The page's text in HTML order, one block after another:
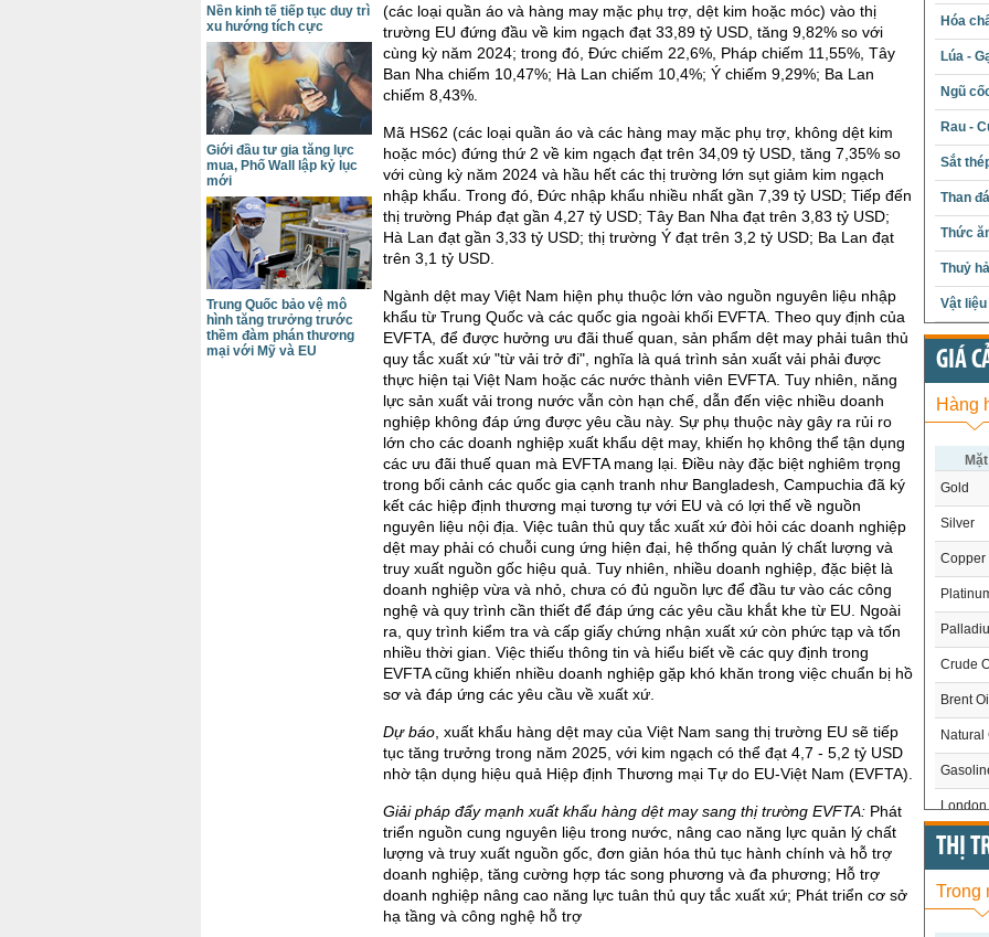
(các loại quần áo và hàng may mặc phụ trợ, dệt kim hoặc móc) vào thị
trường EU đứng đầu về kim ngạch đạt 33,89 tỷ USD, tăng 9,82% so với
cùng kỳ năm 2024; trong đó, Đức chiếm 22,6%, Pháp chiếm 11,55%, Tây
Ban Nha chiếm 10,47%; Hà Lan chiếm 10,4%; Ý chiếm 9,29%; Ba Lan
chiếm 8,43%.
Mã HS62 (các loại quần áo và các hàng may mặc phụ trợ, không dệt kim
hoặc móc) đứng thứ 2 về kim ngạch đạt trên 34,09 tỷ USD, tăng 7,35% so
với cùng kỳ năm 2024 và hầu hết các thị trường lớn sụt giảm kim ngạch
nhập khẩu. Trong đó, Đức nhập khẩu nhiều nhất gần 7,39 tỷ USD; Tiếp đến
thị trường Pháp đạt gần 4,27 tỷ USD; Tây Ban Nha đạt trên 3,83 tỷ USD;
Hà Lan đạt gần 3,33 tỷ USD; thị trường Ý đạt trên 3,2 tỷ USD; Ba Lan đạt
trên 3,1 tỷ USD.
Ngành dệt may Việt Nam hiện phụ thuộc lớn vào nguồn nguyên liệu nhập
khẩu từ Trung Quốc và các quốc gia ngoài khối EVFTA. Theo quy định của
EVFTA, để được hưởng ưu đãi thuế quan, sản phẩm dệt may phải tuân thủ
quy tắc xuất xứ "từ vải trở đi", nghĩa là quá trình sản xuất vải phải được
thực hiện tại Việt Nam hoặc các nước thành viên EVFTA. Tuy nhiên, năng
lực sản xuất vải trong nước vẫn còn hạn chế, dẫn đến việc nhiều doanh
nghiệp không đáp ứng được yêu cầu này. Sự phụ thuộc này gây ra rủi ro
lớn cho các doanh nghiệp xuất khẩu dệt may, khiến họ không thể tận dụng
các ưu đãi thuế quan mà EVFTA mang lại. Điều này đặc biệt nghiêm trọng
trong bối cảnh các quốc gia cạnh tranh như Bangladesh, Campuchia đã ký
kết các hiệp định thương mại tương tự với EU và có lợi thế về nguồn
nguyên liệu nội địa. Việc tuân thủ quy tắc xuất xứ đòi hỏi các doanh nghiệp
dệt may phải có chuỗi cung ứng hiện đại, hệ thống quản lý chất lượng và
truy xuất nguồn gốc hiệu quả. Tuy nhiên, nhiều doanh nghiệp, đặc biệt là
doanh nghiệp vừa và nhỏ, chưa có đủ nguồn lực để đầu tư vào các công
nghệ và quy trình cần thiết để đáp ứng các yêu cầu khắt khe từ EU. Ngoài
ra, quy trình kiểm tra và cấp giấy chứng nhận xuất xứ còn phức tạp và tốn
nhiều thời gian. Việc thiếu thông tin và hiểu biết về các quy định trong
EVFTA cũng khiến nhiều doanh nghiệp gặp khó khăn trong việc chuẩn bị hồ
sơ và đáp ứng các yêu cầu về xuất xứ.
Dự báo , xuất khẩu hàng dệt may của Việt Nam sang thị trường EU sẽ tiếp
tục tăng trưởng trong năm 2025, với kim ngạch có thể đạt 4,7 - 5,2 tỷ USD
nhờ tận dụng hiệu quả Hiệp định Thương mại Tự do EU-Việt Nam (EVFTA).
Giải pháp đẩy mạnh xuất khẩu hàng dệt may sang thị trường EVFTA: Phát
triển nguồn cung nguyên liệu trong nước, nâng cao năng lực quản lý chất
lượng và truy xuất nguồn gốc, đơn giản hóa thủ tục hành chính và hỗ trợ
doanh nghiệp, tăng cường hợp tác song phương và đa phương; Hỗ trợ
doanh nghiệp nâng cao năng lực tuân thủ quy tắc xuất xứ; Phát triển cơ sở
hạ tầng và công nghệ hỗ trợ
Nền kinh tế tiếp tục duy trì
xu hướng tích cực
Giới đầu tư gia tăng lực
mua, Phố Wall lập kỷ lục
mới
Trung Quốc bảo vệ mô
hình tăng trưởng trước
thềm đàm phán thương
mại với Mỹ và EU
Hóa
Lúa -
Ngũ
Rau -
Sắt
Than đá
Thức
Thuỷ
Vật
GIÁ
Hàng
Gold
Silver
Copper
Crude
Brent
Natural
London
US
US
THỊ
Trong